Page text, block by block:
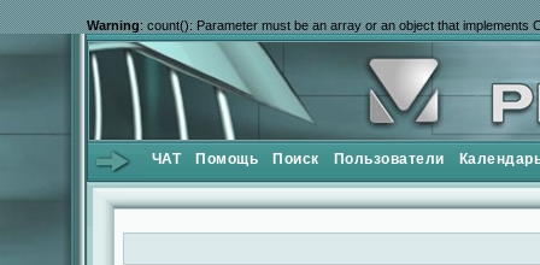
Warning: count(): Parameter must be an array or an object that implements
ЧАТ Помощь Поиск Пользователи